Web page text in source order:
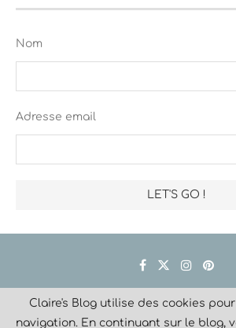
Nom
Adresse email
Créé avec
Claire's Blog utilise des cookies
navigation. En continuant sur le blog,